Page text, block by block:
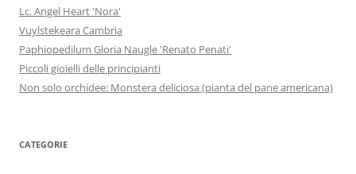
Lc. Angel Heart 'Nora'
Vuylstekeara Cambria
Paphiopedilum Gloria Naugle 'Renato Penati'
Piccoli gioielli delle principianti
Non solo orchidee: Monstera deliciosa (pianta del pane americana)
CATEGORIE